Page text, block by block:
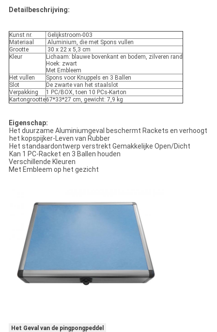
Detailbeschrijving:
Kunst nr.
Gelijkstroom-003
Materiaal
Aluminium, die met Spons vullen
Grootte
30 x 22 x 5,3 cm
Kleur
Lichaam: blauwe bovenkant en bodem, zilveren rand
Hoek: zwart
Met Embleem
Het vullen
Spons voor Knuppels en 3 Ballen
Slot
De zwarte van het staalslot
Verpakking
1 PC/BOX, toen 10 PCs-Karton
Kartongrootte67*33*27 cm, gewicht: 7,9 kg
Eigenschap:
Het duurzame Aluminiumgeval beschermt Rackets en verhoogt
het kopspijker-Leven van Rubber
Het standaardontwerp verstrekt Gemakkelijke Open/Dicht
Kan 1 PC-Racket en 3 Ballen houden
Verschillende Kleuren
Met Embleem op het gezicht
Het Geval van de pingpongpeddel